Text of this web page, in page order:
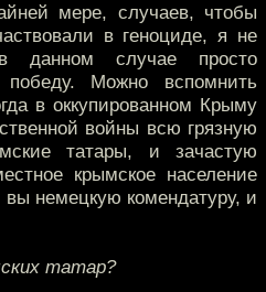
мере, случаев, чтобы
в геноциде, я не
случае просто
победу. Можно вспомнить
в оккупированном Крыму
войны всю грязную
татары, и зачастую
крымское население
немецкую комендатуру, и
татар?